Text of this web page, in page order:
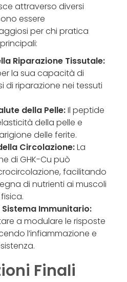
attraverso diversi
essere
per chi pratica
Riparazione Tissutale:
la sua capacità di
di riparazione nei tessuti
della Pelle:Il peptide
della pelle e
delle ferite.
Circolazione:La
di GHK-Cu può
facilitando
di nutrienti ai muscoli
Sistema Immunitario:
a modulare le risposte
l’infiammazione e
Finali